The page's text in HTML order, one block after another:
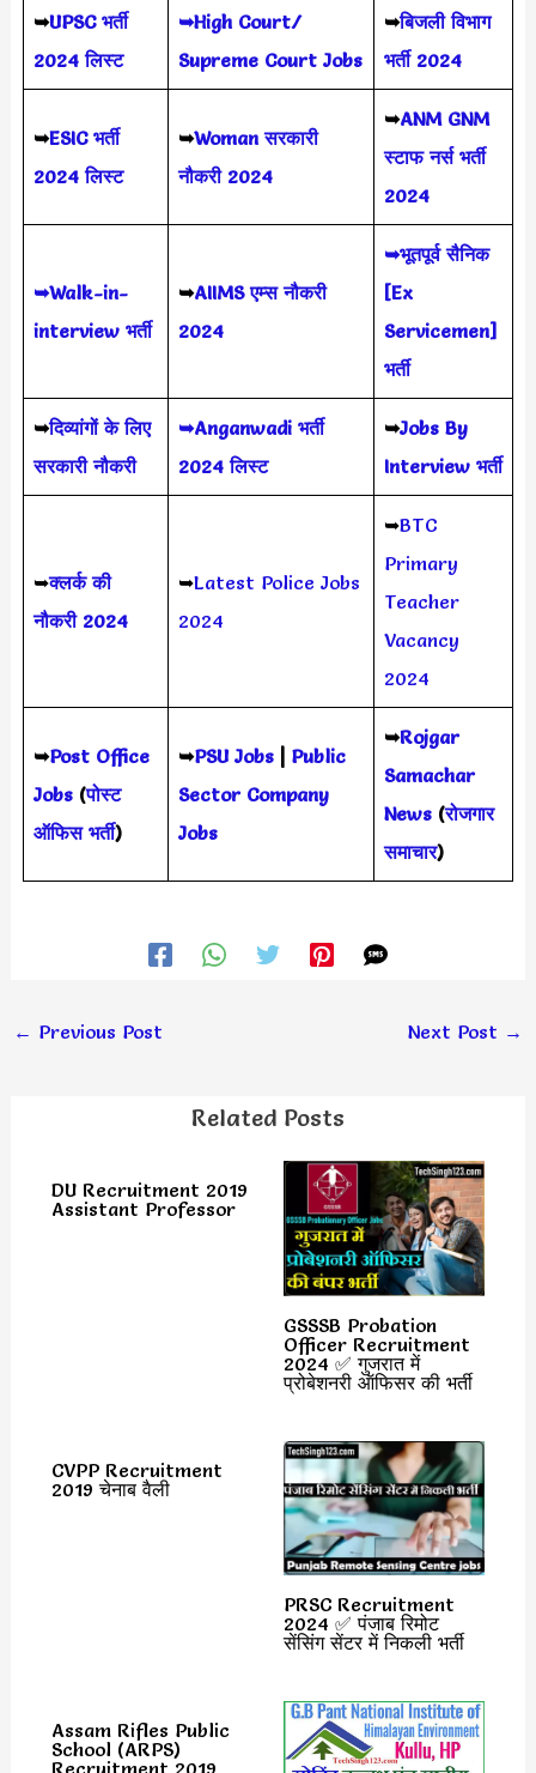
➥UPSC भर्ती
2024 लिस्ट
➥High Court/
Supreme Court Jobs
➥बिजली विभाग
भर्ती 2024
➥ESIC भर्ती
2024 लिस्ट
➥Woman सरकारी
नौकरी 2024
➥ANM GNM
स्टाफ नर्स भर्ती
2024
➥Walk-in-
interview भर्ती
➥AIIMS एम्स नौकरी
2024
➥भूतपूर्व सैनिक
[Ex
Servicemen]
भर्ती
➥दिव्यांगों के लिए
सरकारी नौकरी
➥Anganwadi भर्ती
2024 लिस्ट
➥Jobs By
Interview भर्ती
➥क्लर्क की
नौकरी 2024
➥Latest Police Jobs
2024
➥BTC
Primary
Teacher
Vacancy
2024
➥Post Office
Jobs(पोस्ट
ऑफिस भर्ती)
➥PSU Jobs| Public
Sector Company
Jobs
➥Rojgar
Samachar
News(रोजगार
समाचार)
← Previous Post Next Post →
Related Posts
DU Recruitment 2019
Assistant Professor
GSSSB Probation
Officer Recruitment
2024 ✅ गुजरात में
प्रोबेशनरी ऑफिसर की भर्ती
CVPP Recruitment
2019 चेनाब वैली
PRSC Recruitment
2024 ✅ पंजाब रिमोट
सेंसिंग सेंटर में निकली भर्ती
Assam Rifles Public
School (ARPS)
Recruitment 2019